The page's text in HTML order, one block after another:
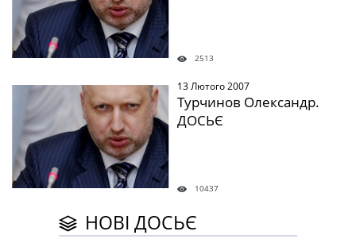
2513
13 Лютого 2007
Турчинов Олександр.
ДОСЬЄ
10437
НОВІ ДОСЬЄ